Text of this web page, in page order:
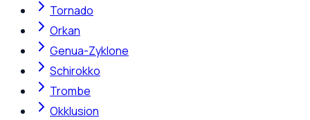
Tornado
Orkan
Genua-Zyklone
Schirokko
Trombe
Okklusion